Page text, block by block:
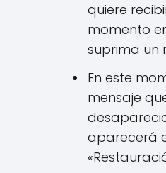
quiere
momento
suprima un
En este
mensaje
aparecerá